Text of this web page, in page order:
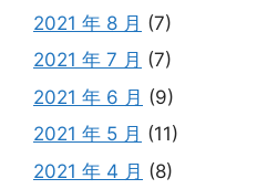
2021 年 8 月 (7)
2021 年 7 月 (7)
2021 年 6 月 (9)
2021 年 5 月 (11)
2021 年 4 月 (8)